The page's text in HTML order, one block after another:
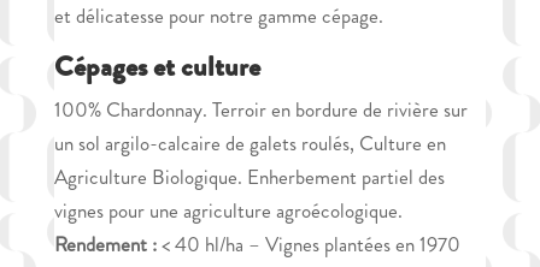
et délicatesse pour notre gamme cépage.
Cépages et culture
100% Chardonnay. Terroir en bordure de rivière sur
un sol argilo-calcaire de galets roulés, Culture en
Agriculture Biologique. Enherbement partiel des
vignes pour une agriculture agroécologique.
Rendement :< 40 hl/ha – Vignes plantées en 1970